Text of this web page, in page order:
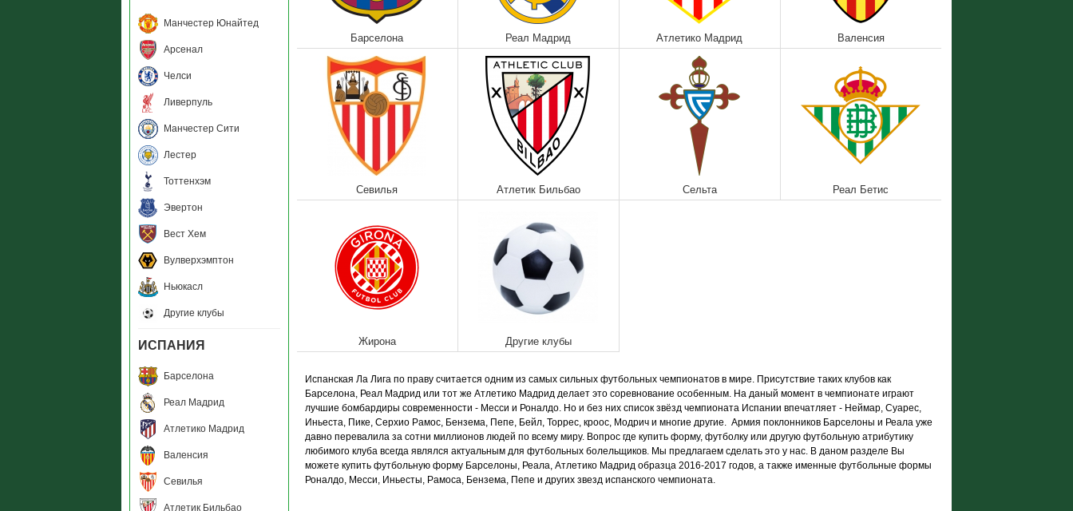
Манчестер Юнайтед
Арсенал
Челси
Ливерпуль
Манчестер Сити
Лестер
Тоттенхэм
Эвертон
Вест Хем
Вулверхэмптон
Ньюкасл
Другие клубы
ИСПАНИЯ
Барселона
Реал Мадрид
Атлетико Мадрид
Валенсия
Севилья
Атлетик Бильбао
Барселона Реал Мадрид Атлетико Мадрид Валенсия
Севилья Атлетик Бильбао Сельта Реал Бетис
Жирона Другие клубы
Испанская Ла Лига по праву считается одним из самых сильных футбольных чемпионатов в мире. Присутствие таких клубов как
Барселона, Реал Мадрид или тот же Атлетико Мадрид делает это соревнование особенным. На даный момент в чемпионате играют
лучшие бомбардиры современности - Месси и Роналдо. Но и без них список звёзд чемпионата Испании впечатляет - Неймар, Суарес,
Иньеста, Пике, Серхио Рамос, Бензема, Пепе, Бейл, Торрес, кроос, Модрич и многие другие. Армия поклонников Барселоны и Реала уже
давно перевалила за сотни миллионов людей по всему миру. Вопрос где купить форму, футболку или другую футбольную атрибутику
любимого клуба всегда являлся актуальным для футбольных болельщиков. Мы предлагаем сделать это у нас. В даном разделе Вы
можете купить футбольную форму Барселоны, Реала, Атлетико Мадрид образца 2016-2017 годов, а также именные футбольные формы
Роналдо, Месси, Иньесты, Рамоса, Бензема, Пепе и других звезд испанского чемпионата.